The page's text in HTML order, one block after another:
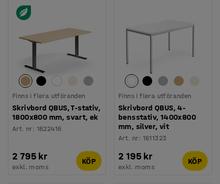
Finns i flera utföranden
Skrivbord QBUS, T-stativ,
1800x800 mm, svart, ek
Art. nr: 1622416
2 795 kr
exkl. moms
KÖP
Finns i flera utföranden
Skrivbord QBUS, 4-
bensstativ, 1400x800
mm, silver, vit
Art. nr: 1611323
2 195 kr
exkl. moms
KÖP